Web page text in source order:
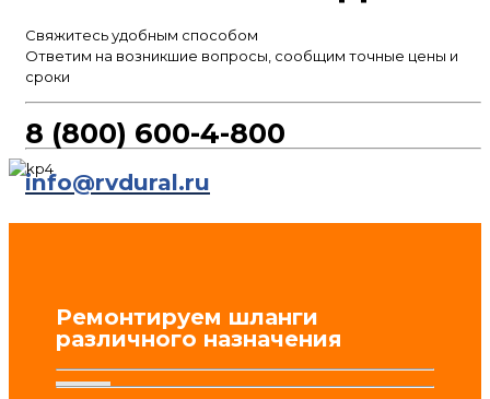
Свяжитесь удобным способом
Ответим на возникшие вопросы, сообщим точные цены и
сроки
8 (800) 600-4-800
info@rvdural.ru
Ремонтируем шланги
различного назначения